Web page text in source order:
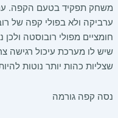
משחק תפקיד בטעם הקפה.
ערביקה ולא בפולי קפה של
חומציים מפולי רובוסטה
שיש לו מערכת עיכול רגישה
שצליות כהות יותר נוטות
נסה קפה גורמה